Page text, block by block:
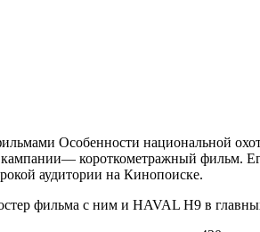
Особенности национальной
короткометражный фильм.
аудитории на Кинопоиске.
фильма с ним и HAVAL H9 в